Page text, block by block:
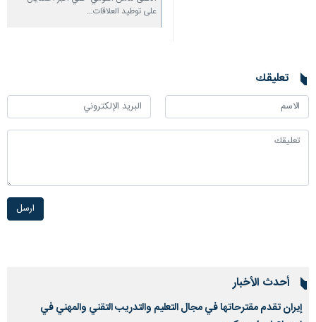
على توطيد العلاقات…
تعليقك
ارسل
أحدث الأخبار
إيران تقدم مقترحاتها في مجال التعليم والتدريب التقني والمهني في